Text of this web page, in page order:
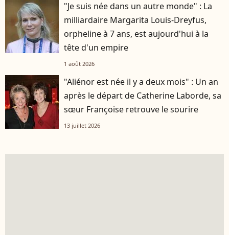
"Je suis née dans un autre monde" : La
milliardaire Margarita Louis-Dreyfus,
orpheline à 7 ans, est aujourd'hui à la
tête d'un empire
1 août 2026
"Aliénor est née il y a deux mois" : Un an
après le départ de Catherine Laborde, sa
sœur Françoise retrouve le sourire
13 juillet 2026